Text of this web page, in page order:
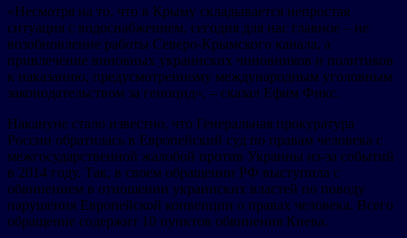
«Несмотря на то, что в Крыму складывается непростая
ситуация с водоснабжением, сегодня для нас главное – не
возобновление работы Северо-Крымского канала, а
привлечение виновных украинских чиновников и политиков
к наказанию, предусмотренному международным уголовным
законодательством за геноцид», – сказал Ефим Фикс.
Накануне стало известно, что Генеральная прокуратура
России обратилась в Европейский суд по правам человека с
межгосударственной жалобой против Украины из-за событий
в 2014 году. Так, в своем обращении РФ выступила с
обвинением в отношении украинских властей по поводу
нарушения Европейской конвенции о правах человека. Всего
обращение содержит 10 пунктов обвинения Киева.